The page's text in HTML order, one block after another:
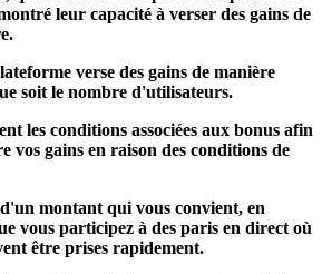
leur capacité à verser des gains de
verse des gains de manière
soit le nombre d'utilisateurs.
les conditions associées aux bonus afin
vos gains en raison des conditions de
montant qui vous convient, en
vous participez à des paris en direct où
être prises rapidement.